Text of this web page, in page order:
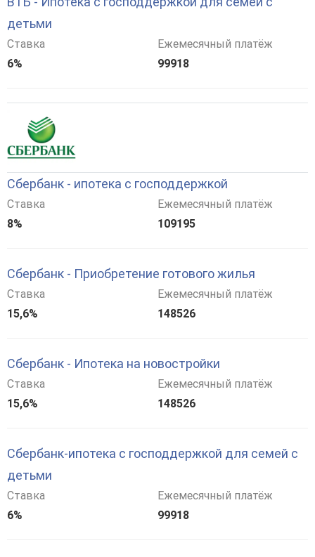
детьми
Ставка
6%
Ежемесячный платёж
99918
Сбербанк - ипотека с господдержкой
Ставка
8%
Ежемесячный платёж
109195
Сбербанк - Приобретение готового жилья
Ставка
15,6%
Ежемесячный платёж
148526
Сбербанк - Ипотека на новостройки
Ставка
15,6%
Ежемесячный платёж
148526
Сбербанк-ипотека с господдержкой для семей с
детьми
Ставка
6%
Ежемесячный платёж
99918